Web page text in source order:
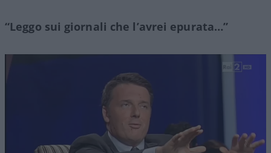
“Leggo sui giornali che l’avrei epurata…”